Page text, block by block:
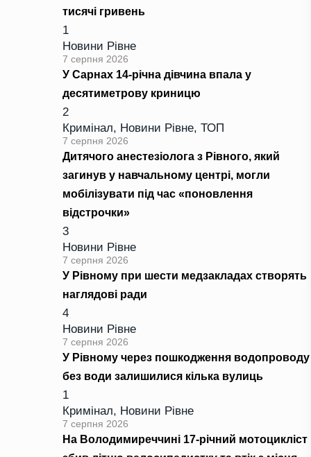
тисячі гривень
1
Новини Рівне
7 серпня 2026
У Сарнах 14-річна дівчина впала у
десятиметрову криницю
2
Кримінал, Новини Рівне, ТОП
7 серпня 2026
Дитячого анестезіолога з Рівного, який
загинув у навчальному центрі, могли
мобілізувати під час «поновлення
відстрочки»
3
Новини Рівне
7 серпня 2026
У Рівному при шести медзакладах створять
наглядові ради
4
Новини Рівне
7 серпня 2026
У Рівному через пошкодження водопроводу
без води залишилися кілька вулиць
1
Кримінал, Новини Рівне
7 серпня 2026
На Володимиреччині 17-річний мотоцикліст